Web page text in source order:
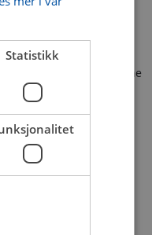
has occurred (see the
information).
Statistikk